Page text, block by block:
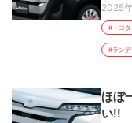
2025
#トヨタ
#ランデ
ほぼ
い!! [